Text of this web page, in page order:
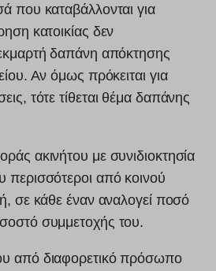
που καταβάλλονται για
κατοικίας δεν
δαπάνη απόκτησης
Αν όμως πρόκειται για
τότε τίθεται θέμα δαπάνης
ακινήτου με συνιδιοκτησία
από κοινού
σε κάθε έναν αναλογεί ποσό
συμμετοχής του.
από διαφορετικό πρόσωπο